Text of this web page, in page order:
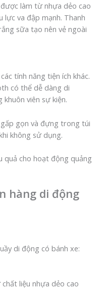
làm từ nhựa dẻo cao
lực va đập mạnh. Thanh
sữa tạo nên vẻ ngoài
tính năng tiện ích khác.
có thể dễ dàng di
viên sự kiện.
gọn và đựng trong túi
không sử dụng.
quả cho hoạt động quảng
hàng di động
di động có bánh xe:
liệu nhựa dẻo cao